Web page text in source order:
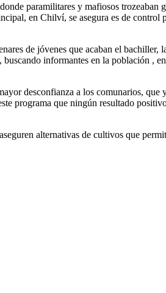
paramilitares y mafiosos
en Chilví, se asegura es de control
de jóvenes que acaban el
informantes en la población ,
desconfianza a los comunarios,
programa que ningún resultado
alternativas de cultivos que